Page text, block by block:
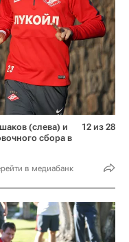
(слева) и
сбора в
в медиабанк
12 из 28